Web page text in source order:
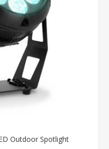
Outdoor Spotlight